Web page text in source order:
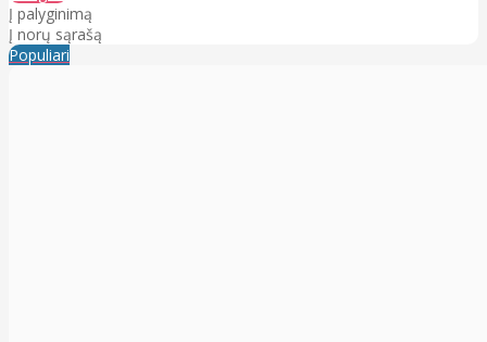
Į palyginimą
Į norų sąrašą
Populiari